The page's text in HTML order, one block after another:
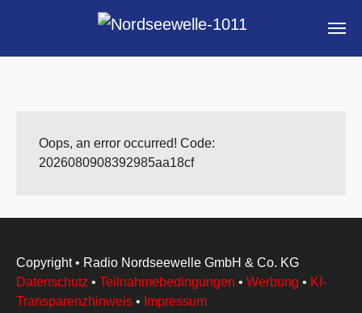
Oops, an error occurred! Code:
2026080908392985aa18cf
Copyright• Radio Nordseewelle GmbH & Co. KG
Datenschutz • Teilnahmebedingungen • Werbung • KI-
Transparenzhinweis • Impressum